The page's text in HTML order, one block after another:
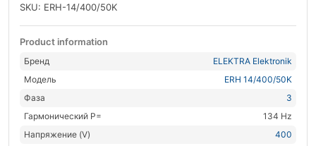
SKU: ERH-14/400/50K
Product information
Бренд
ELEKTRA Elektronik
Модель
ERH 14/400/50K
Фаза
3
Гармонический P=
134 Hz
Напряжение (V)
400